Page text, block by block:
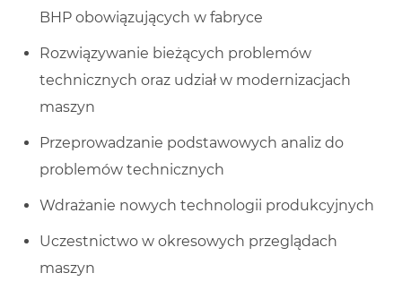
BHP obowiązujących w fabryce
Rozwiązywanie bieżących problemów
technicznych oraz udział w modernizacjach
maszyn
Przeprowadzanie podstawowych analiz do
problemów technicznych
Wdrażanie nowych technologii produkcyjnych
Uczestnictwo w okresowych przeglądach
maszyn